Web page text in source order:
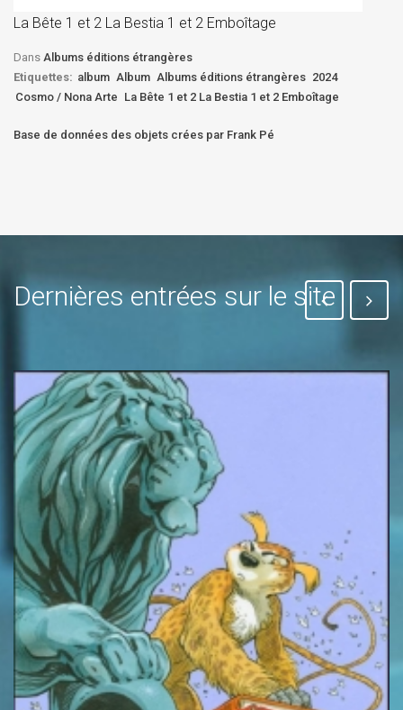
La Bête 1 et 2 La Bestia 1 et 2 Emboîtage
Dans Albums éditions étrangères
Etiquettes: album Album Albums éditions étrangères 2024
Cosmo / Nona Arte La Bête 1 et 2 La Bestia 1 et 2 Emboîtage
Base de données des objets crées par Frank Pé
Dernières entrées sur le site